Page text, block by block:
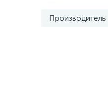
Производитель